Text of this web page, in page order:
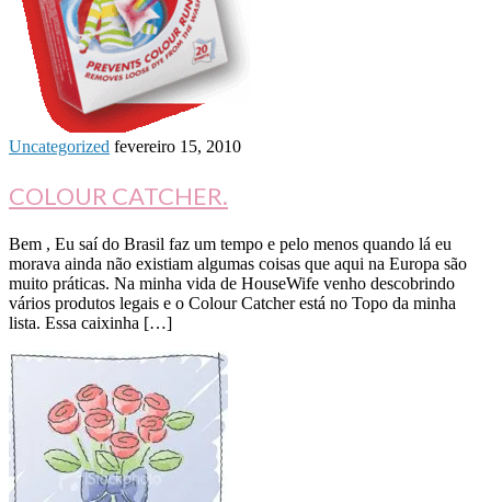
Uncategorized fevereiro 15, 2010
COLOUR CATCHER.
Bem , Eu saí do Brasil faz um tempo e pelo menos quando lá eu
morava ainda não existiam algumas coisas que aqui na Europa são
muito práticas. Na minha vida de HouseWife venho descobrindo
vários produtos legais e o Colour Catcher está no Topo da minha
lista. Essa caixinha […]